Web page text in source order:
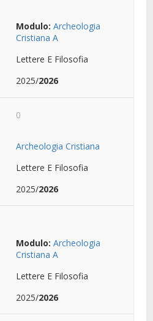
Modulo: Archeologia
Cristiana A
Lettere E Filosofia
2025/2026
0
Archeologia Cristiana
Lettere E Filosofia
2025/2026
Modulo: Archeologia
Cristiana A
Lettere E Filosofia
2025/2026